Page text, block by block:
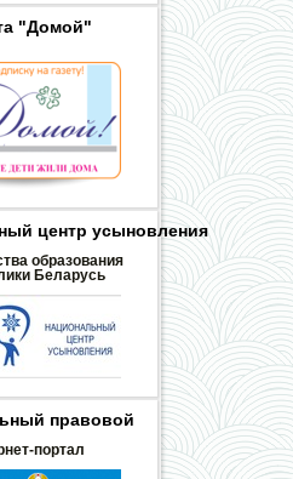
"Домой"
центр усыновления
образования
Беларусь
правовой
портал